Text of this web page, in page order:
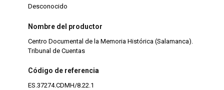
Desconocido
Nombre del productor
Centro Documental de la Memoria Histórica (Salamanca).
Tribunal de Cuentas
Código de referencia
ES.37274.CDMH/8.22.1